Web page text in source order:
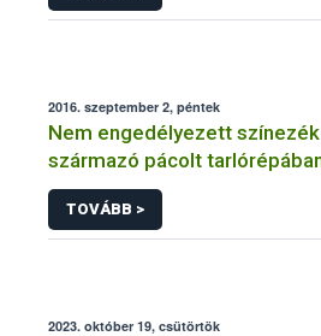
2016. szeptember 2, péntek
Nem engedélyezett
származó pácolt
TOVÁBB >
2023. október 19, csütörtök